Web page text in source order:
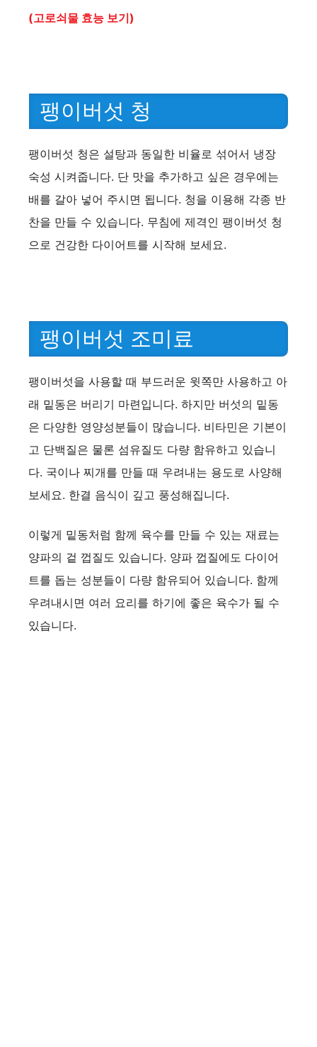
(고로쇠물 효능 보기)
팽이버섯 청
팽이버섯 청은 설탕과 동일한 비율로 섞어서 냉장
숙성 시켜줍니다. 단 맛을 추가하고 싶은 경우에는
배를 갈아 넣어 주시면 됩니다. 청을 이용해 각종 반
찬을 만들 수 있습니다. 무침에 제격인 팽이버섯 청
으로 건강한 다이어트를 시작해 보세요.
팽이버섯 조미료
팽이버섯을 사용할 때 부드러운 윗쪽만 사용하고 아
래 밑동은 버리기 마련입니다. 하지만 버섯의 밑동
은 다양한 영양성분들이 많습니다. 비타민은 기본이
고 단백질은 물론 섬유질도 다량 함유하고 있습니
다. 국이나 찌개를 만들 때 우려내는 용도로 사양해
보세요. 한결 음식이 깊고 풍성해집니다.
이렇게 밑동처럼 함께 육수를 만들 수 있는 재료는
양파의 겉 껍질도 있습니다. 양파 껍질에도 다이어
트를 돕는 성분들이 다량 함유되어 있습니다. 함께
우려내시면 여러 요리를 하기에 좋은 육수가 될 수
있습니다.